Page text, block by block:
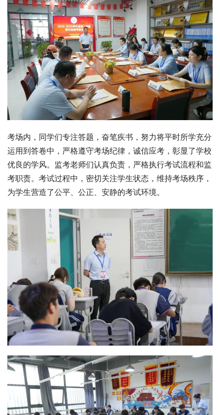
考场内，同学们专注答题，奋笔疾书，努力将平时所学充分
运用到答卷中，严格遵守考场纪律，诚信应考，彰显了学校
优良的学风。监考老师们认真负责，严格执行考试流程和监
考职责。考试过程中，密切关注学生状态，维持考场秩序，
为学生营造了公平、公正、安静的考试环境。